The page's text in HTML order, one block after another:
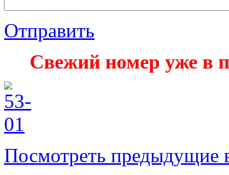
Отправить
Свежий номер уже в
Посмотреть предыдущие